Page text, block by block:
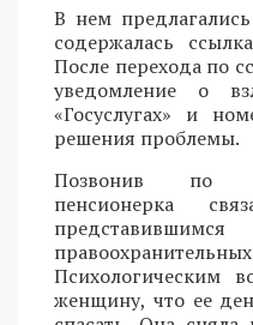
В нем
содержалась
После перехода по
уведомление о
«Госуслугах» и
решения проблемы.
Позвонив по
пенсионерка
Психологическим
женщину, что ее